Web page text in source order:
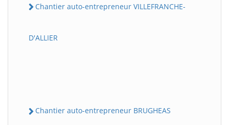
Chantier auto-entrepreneur VILLEFRANCHE-
D'ALLIER
Chantier auto-entrepreneur BRUGHEAS